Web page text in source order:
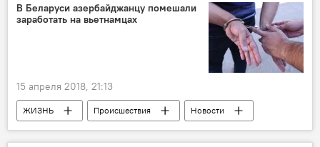
В Беларуси азербайджанцу помешали
заработать на вьетнамцах
15 апреля 2018, 21:13
ЖИЗНЬ Происшествия
Новости
Новости мира
Беларусь